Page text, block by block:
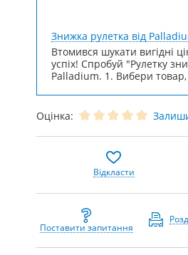
Знижка рулетка від
Втомився шукати вигідні
успіх! Спробуй "Рулетку
Palladium. 1. Вибери
Оцінка:
Відкласти
Поставити запитання